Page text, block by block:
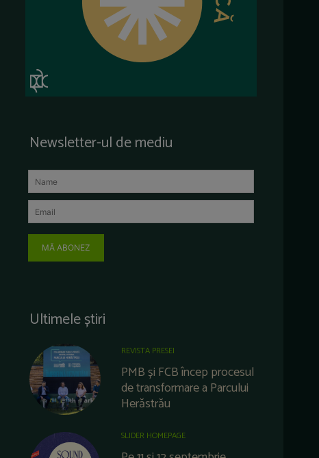
Newsletter-ul de mediu
MĂ ABONEZ
Ultimele știri
REVISTA PRESEI
PMB și FCB încep procesul
de transformare a Parcului
Herăstrău
SLIDER HOMEPAGE